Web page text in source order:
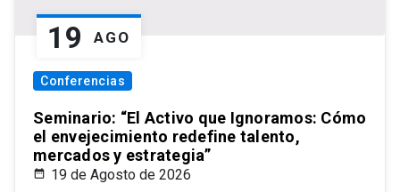
19 AGO
Conferencias
Seminario: “El Activo que Ignoramos: Cómo
el envejecimiento redefine talento,
mercados y estrategia”
19 de Agosto de 2026